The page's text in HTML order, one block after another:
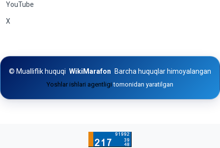
YouTube
X
© Mualliflik huquqi WikiMarafon Barcha huquqlar himoyalangan
Yoshlar ishlari agentligitomonidan yaratilgan